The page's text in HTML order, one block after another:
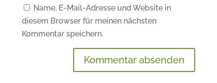
Name, E-Mail-Adresse und Website in
diesem Browser für meinen nächsten
Kommentar speichern.